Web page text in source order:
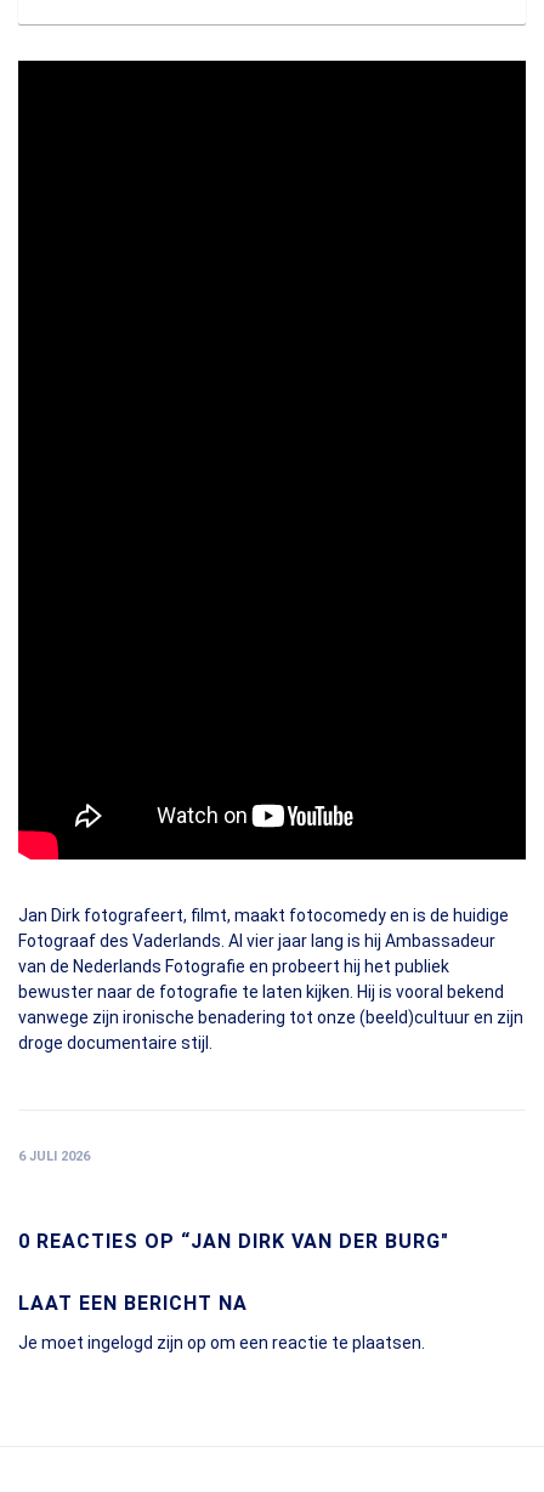
Jan Dirk fotografeert, filmt, maakt fotocomedy en is de huidige
Fotograaf des Vaderlands. Al vier jaar lang is hij Ambassadeur
van de Nederlands Fotografie en probeert hij het publiek
bewuster naar de fotografie te laten kijken. Hij is vooral bekend
vanwege zijn ironische benadering tot onze (beeld)cultuur en zijn
droge documentaire stijl.
6 JULI 2026
0 REACTIES OP “JAN DIRK VAN DER BURG"
LAAT EEN BERICHT NA
Je moet ingelogd zijn op om een reactie te plaatsen.